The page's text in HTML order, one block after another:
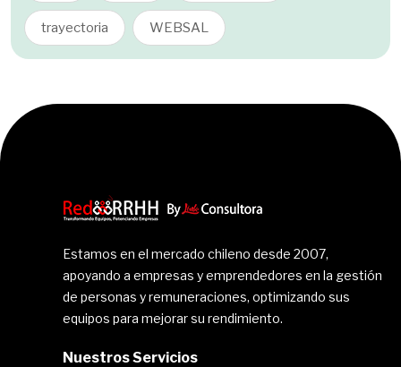
trayectoria WEBSAL
Estamos en el mercado chileno desde 2007,
apoyando a empresas y emprendedores en la gestión
de personas y remuneraciones, optimizando sus
equipos para mejorar su rendimiento.
Nuestros Servicios